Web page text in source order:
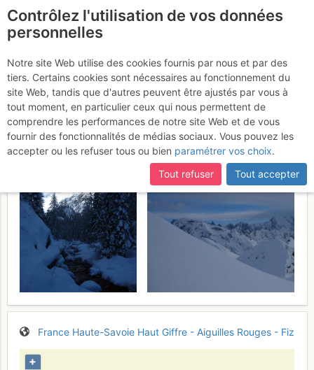
certaines pages ne sont plus accessibles, manquantes ou
incomplètes, déconnectez-vous puis reconnectez-vous à votre
compte sur le site.
Buet : Versant SE (voie
normale hiver)
Samedi 11 février
2017
France Haute-Savoie Haut Giffre - Aiguilles Rouges - Fiz
+
Contrôlez l'utilisation de vos données
personnelles
Notre site Web utilise des cookies fournis par nous et par des
tiers. Certains cookies sont nécessaires au fonctionnement du
site Web, tandis que d'autres peuvent être ajustés par vous à
tout moment, en particulier ceux qui nous permettent de
comprendre les performances de notre site Web et de vous
fournir des fonctionnalités de médias sociaux. Vous pouvez les
accepter ou les refuser tous ou bien paramétrer vos choix.
Tout refuser
Tout accepter